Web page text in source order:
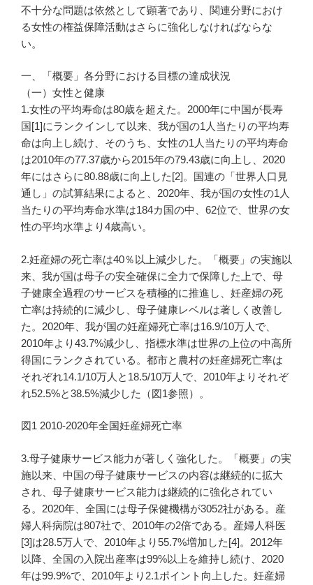
不十分な問題は依然として顕著であり、関連分野におけ
る女性の権益保障活動はさらに強化しなければならな
い。
一、「概要」各分野における目標の達成状況
（一）女性と健康
1.女性の平均寿命は80歳を超えた。2000年に中国が長寿
国[1]にランクインして以来、我が国の1人当たりの平均寿
命は向上し続け、そのうち、女性の1人当たりの平均寿命
は2010年の77.37歳から2015年の79.43歳に向上し、2020
年にはさらに80.88歳に向上した[2]。国連の「世界人口見
通し」の試算結果によると、2020年、我が国の女性の1人
当たりの平均寿命水準は184カ国の中、62位で、世界の女
性の平均水準より4歳高い。
2.妊産婦の死亡率は40％以上減少した。「概要」の実施以
来、我が国は母子の安全確保に全力で保障した上で、母
子健康全過程のサービスを積極的に推進し、妊産婦の死
亡率は持続的に減少し、母子健康レベルは著しく改善し
た。2020年、我が国の妊産婦死亡率は16.9/10万人で、
2010年より43.7%減少し、指標水準は世界の上位の中高所
得国にランクされている。都市と農村の妊産婦死亡率は
それぞれ14.1/10万人と18.5/10万人で、2010年よりそれぞ
れ52.5%と38.5%減少した（図1参照）。
図1 2010-2020年全国妊産婦死亡率
3.母子健康サービス能力が著しく強化した。「概要」の実
施以来、中国の母子健康サービスの内容は継続的に拡大
され、母子健康サービス能力は継続的に強化されてい
る。2020年、全国には母子保健機構が3052社がある。産
婦人科病院は807社で、2010年の2倍である。産婦人科医
[3]は28.5万人で、2010年より55.7%増加した[4]。2012年
以降、全国の入院出産率は99%以上を維持し続け、2020
年は99.9%で、2010年より2.1ポイント向上した。妊産婦